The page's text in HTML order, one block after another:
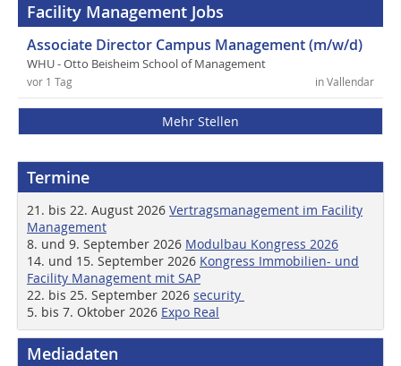
Facility Management Jobs
Associate Director Campus Management (m/w/d)
WHU - Otto Beisheim School of Management
in Vallendar
vor 1 Tag
Mehr Stellen
Termine
21. bis 22. August 2026 Vertragsmanagement im Facility
Management
8. und 9. September 2026 Modulbau Kongress 2026
14. und 15. September 2026 Kongress Immobilien- und
Facility Management mit SAP
22. bis 25. September 2026 security
5. bis 7. Oktober 2026 Expo Real
Mediadaten